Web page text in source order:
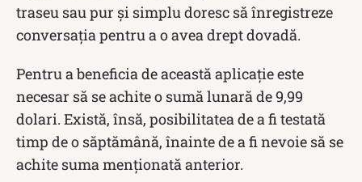
traseu sau pur și simplu doresc să înregistreze
conversația pentru a o avea drept dovadă.
Pentru a beneficia de această aplicație este
necesar să se achite o sumă lunară de 9,99
dolari. Există, însă, posibilitatea de a fi testată
timp de o săptămână, înainte de a fi nevoie să se
achite suma menționată anterior.